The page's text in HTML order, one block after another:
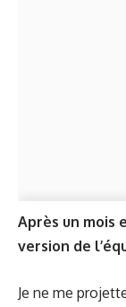
Après un mois
version de
Je ne me